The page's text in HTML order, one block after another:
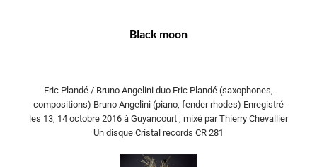
Black moon
Eric Plandé / Bruno Angelini duo Eric Plandé (saxophones,
compositions) Bruno Angelini (piano, fender rhodes) Enregistré
les 13, 14 octobre 2016 à Guyancourt ; mixé par Thierry Chevallier
Un disque Cristal records CR 281